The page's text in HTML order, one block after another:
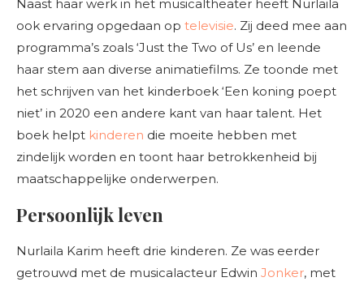
Naast haar werk in het musicaltheater heeft Nurlaila
ook ervaring opgedaan op televisie. Zij deed mee aan
programma’s zoals ‘Just the Two of Us’ en leende
haar stem aan diverse animatiefilms. Ze toonde met
het schrijven van het kinderboek ‘Een koning poept
niet’ in 2020 een andere kant van haar talent. Het
boek helpt kinderen die moeite hebben met
zindelijk worden en toont haar betrokkenheid bij
maatschappelijke onderwerpen.
Persoonlijk leven
Nurlaila Karim heeft drie kinderen. Ze was eerder
getrouwd met de musicalacteur Edwin Jonker, met